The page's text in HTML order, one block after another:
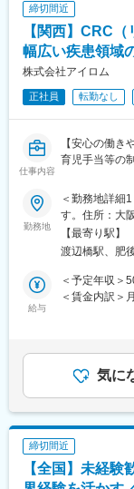
CRC社内認定
しい知識を身
す。
■キャリアステ
CRCとして幅
の疾患領域の
また、グルー
ェンジ、事業
方もいらっし
【職務詳細】
・試験依頼者
・治験前の契
・担当する治
・被験者候補
・被験者への
・被験者の来
・症例管理の
治験のルール
修得していた
■中途・未経
す。充実した
【就業環境】
が、休日はし
の理解がある
的に働ける環
しています。
務、IRB事務
ートするSMO
締切間近
【関西】CRC
幅広い疾患領域
株式会社アイロム
正社員 転勤なし
仕事内容
【安心の働き
育児手当等の
■職務概要：
業界内でトッ
ーター）とし
・患者への試
・治験のスケ
・各種データ
チームで助け
が起こった際
チームで複数
担当すること
オンコロジー
ります。
勤務地
＜勤務地詳細
す。住所：大
担当エリアは
に外訪します
グ7F勤務地最
禁煙変更の範
【最寄り駅】
渡辺橋駅、肥
給与
＜予定年収＞
＜賃金内訳＞
る可能性があ
気に
締切間近
【全国】未経